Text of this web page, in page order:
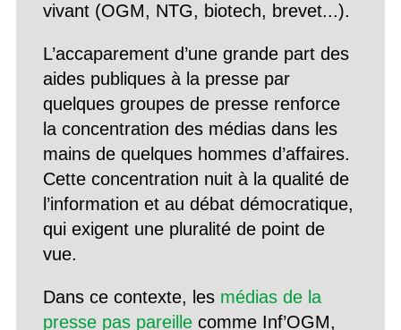
vivant (OGM, NTG, biotech, brevet...).
L’accaparement d’une grande part des
aides publiques à la presse par
quelques groupes de presse renforce
la concentration des médias dans les
mains de quelques hommes d’affaires.
Cette concentration nuit à la qualité de
l’information et au débat démocratique,
qui exigent une pluralité de point de
vue.
Dans ce contexte, les médias de la
presse pas pareillecomme Inf’OGM,